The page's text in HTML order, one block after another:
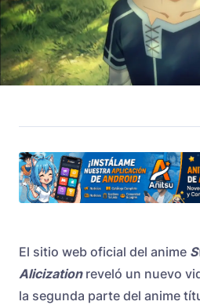
El sitio web oficial del anime
Alicizationreveló un nuevo
la segunda parte del anime